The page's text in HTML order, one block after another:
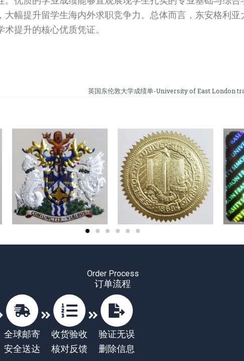
幅提升留学生海内外求职竞争力。总体而言，东安格利亚
提升的核心优质凭证。
英国东伦敦大学成绩单-University of East London
Order Process
订单流程
全球邮寄
安全送达
收货验收
核对反馈
验证无误
删除信息